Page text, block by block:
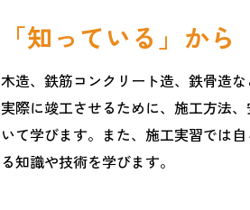
「知っている」か
木造、鉄筋コンクリート造、鉄骨造
実際に竣工させるために、施工方法
いて学びます。また、施工実習では
る知識や技術を学びます。